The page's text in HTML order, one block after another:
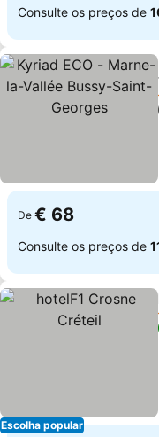
Consulte os preços de
De € 68
Consulte os preços de
Escolha popular